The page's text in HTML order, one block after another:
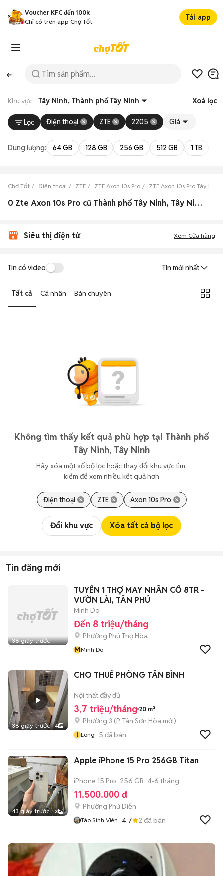
Voucher KFC đến 100k
Chỉ có trên app Chợ Tốt
Tải app
Khu vực: Tây Ninh, Thành phố Tây Ninh Xoá lọc
Lọc Điện thoại ZTE 2205 Giá
Dung lượng: 64 GB 128 GB 256 GB 512 GB 1 TB
Chợ Tốt Điện thoại ZTE ZTE Axon 10s Pro ZTE Axon 10s Pro Tây Ninh
0 Zte Axon 10s Pro cũ Thành phố Tây Ninh, Tây Ninh đẹp
Siêu thị điện tử Xem Cửa hàng
Tin có video Tin mới nhất
Tất cả Cá nhân Bán chuyên
Không tìm thấy kết quả phù hợp tại Thành phố
Tây Ninh, Tây Ninh
Hãy xóa một số bộ lọc hoặc thay đổi khu vực tìm
kiếm để xem nhiều kết quả hơn
Điện thoại ZTE Axon 10s Pro
Đổi khu vực Xóa tất cả bộ lọc
Tin đăng mới
38 giây trước
TUYỂN 1 THỢ MAY NHÃN CỔ 8TR -
VƯỜN LÀI, TÂN PHÚ
Minh Do
Đến 8 triệu/tháng
Phường Phú Thọ Hòa
MMinh Do
38 giây trước 4
CHO THUÊ PHÒNG TÂN BÌNH
Nội thất đầy đủ
3,7 triệu/tháng 20 m²
Phường 3 (P. Tân Sơn Hòa mới)
l Long 5 đã bán
43 giây trước 3
Apple iPhone 15 Pro 256GB Titan
iPhone 15 Pro 256 GB 4-6 tháng
11.500.000 đ
Phường Phú Diễn
Táo Sinh Viên 4.7 2 đã bán